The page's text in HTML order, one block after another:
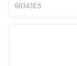
60343ES